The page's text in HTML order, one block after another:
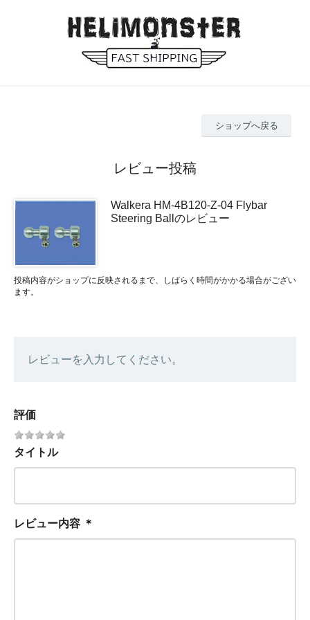
ショップへ戻る
レビュー投稿
Walkera HM-4B120-Z-04 Flybar
Steering Ballのレビュー
投稿内容がショップに反映されるまで、しばらく時間がかかる場合がござい
ます。
レビューを入力してください。
評価
タイトル
レビュー内容 ＊